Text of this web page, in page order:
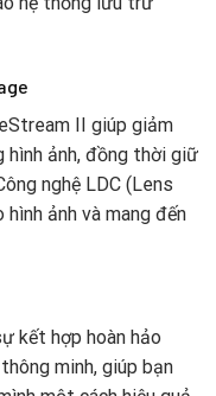
II giúp giảm
hình ảnh, đồng thời giữ
nghệ LDC (Lens
ảnh và mang đến
kết hợp hoàn hảo
minh, giúp bạn